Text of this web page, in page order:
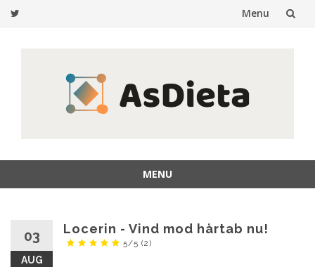
Menu
MENU
03
AUG
Locerin - Vind mod hårtab nu!
5/5 (2)